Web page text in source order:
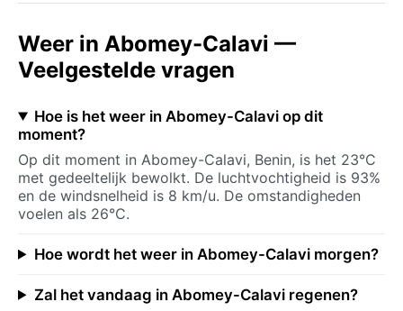
Weer in Abomey-Calavi —
Veelgestelde vragen
Hoe is het weer in Abomey-Calavi op dit
moment?
Op dit moment in Abomey-Calavi, Benin, is het 23°C
met gedeeltelijk bewolkt. De luchtvochtigheid is 93%
en de windsnelheid is 8 km/u. De omstandigheden
voelen als 26°C.
Hoe wordt het weer in Abomey-Calavi morgen?
Zal het vandaag in Abomey-Calavi regenen?